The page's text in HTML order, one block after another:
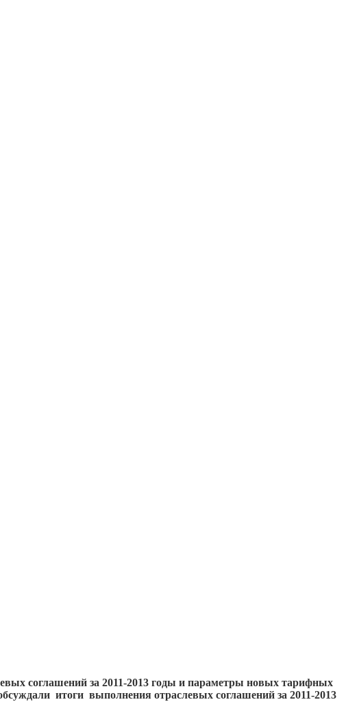
соглашений за 2011-2013 годы и параметры новых тарифных
итоги выполнения отраслевых соглашений за 2011-2013